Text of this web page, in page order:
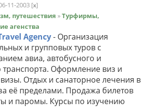
11-2003 [x]
путешествия »Турфирмы,
агенства
Agency- Организация
и групповых туров с
авиа, автобусного и
Оформление виз и
визы. Отдых и санаторное лечения в
её пределами. Продажа билетов
и паромы. Курсы по изучению